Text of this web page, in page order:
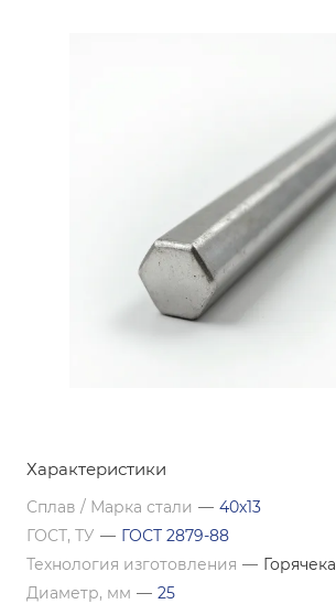
Характеристики
Сплав / Марка стали — 40х13
ГОСТ, ТУ — ГОСТ 2879-88
Технология изготовления —
Диаметр, мм — 25